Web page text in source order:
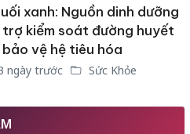
xanh: Nguồn dinh dưỡng
trợ kiểm soát đường huyết
vệ hệ tiêu hóa
ngày trước Sức Khỏe